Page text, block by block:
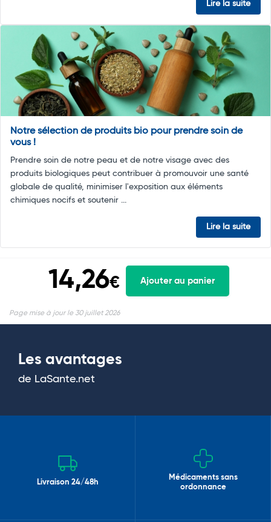
Lire la suite
Notre sélection de produits bio pour prendre soin de
vous !
Prendre soin de notre peau et de notre visage avec des
produits biologiques peut contribuer à promouvoir une santé
globale de qualité, minimiser l'exposition aux éléments
chimiques nocifs et soutenir ...
Lire la suite
14,26€ Ajouter au panier
Page mise à jour le 30 juillet 2026
Les avantages
de LaSante.net
Livraison 24/48h
Médicaments sans
ordonnance